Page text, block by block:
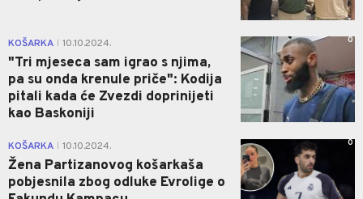
KOŠARKA 10.10.2024.
"Tri mjeseca sam igrao s njima,
pa su onda krenule priče": Kodija
pitali kada će Zvezdi doprinijeti
kao Baskoniji
0
KOŠARKA 10.10.2024.
Žena Partizanovog košarkaša
pobjesnila zbog odluke Evrolige o
0